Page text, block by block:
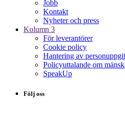
Jobb
Kontakt
Nyheter och press
Kolumn 3
För leverantörer
Cookie policy
Hantering av
Policyuttalande om
SpeakUp
Följ oss